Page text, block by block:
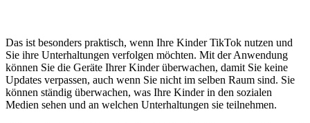
Das ist besonders praktisch, wenn Ihre Kinder TikTok nutzen und
Sie ihre Unterhaltungen verfolgen möchten. Mit der Anwendung
können Sie die Geräte Ihrer Kinder überwachen, damit Sie keine
Updates verpassen, auch wenn Sie nicht im selben Raum sind. Sie
können ständig überwachen, was Ihre Kinder in den sozialen
Medien sehen und an welchen Unterhaltungen sie teilnehmen.